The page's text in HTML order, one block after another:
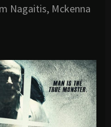
Nagaitis, Mckenna